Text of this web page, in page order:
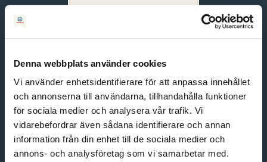
Denna webbplats använder cookies
Vi använder enhetsidentifierare för att anpassa innehållet
och annonserna till användarna, tillhandahålla funktioner
för sociala medier och analysera vår trafik. Vi
vidarebefordrar även sådana identifierare och annan
information från din enhet till de sociala medier och
annons- och analysföretag som vi samarbetar med.
English
Svenska